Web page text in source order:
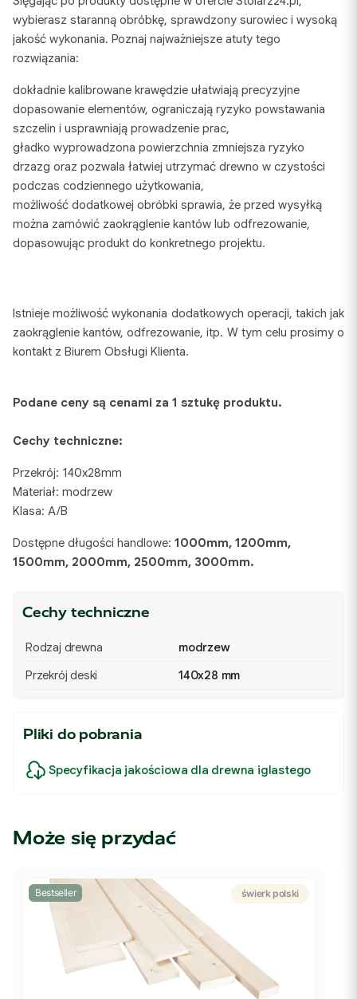
wybierasz staranną obróbkę, sprawdzony surowiec i wysoką
jakość wykonania. Poznaj najważniejsze atuty tego
rozwiązania:
dokładnie kalibrowane krawędzie ułatwiają precyzyjne
dopasowanie elementów, ograniczają ryzyko powstawania
szczelin i usprawniają prowadzenie prac,
gładko wyprowadzona powierzchnia zmniejsza ryzyko
drzazg oraz pozwala łatwiej utrzymać drewno w czystości
podczas codziennego użytkowania,
możliwość dodatkowej obróbki sprawia, że przed wysyłką
można zamówić zaokrąglenie kantów lub odfrezowanie,
dopasowując produkt do konkretnego projektu.
Istnieje możliwość wykonania dodatkowych operacji, takich jak
zaokrąglenie kantów, odfrezowanie, itp. W tym celu prosimy o
kontakt z Biurem Obsługi Klienta.
Podane ceny są cenami za 1 sztukę produktu.
Cechy techniczne:
Przekrój: 140x28mm
Materiał: modrzew
Klasa: A/B
Dostępne długości handlowe: 1000mm, 1200mm,
1500mm, 2000mm, 2500mm, 3000mm.
Cechy techniczne
Rodzaj drewna
modrzew
Przekrój deski
140x28 mm
Pliki do pobrania
Specyfikacja jakościowa dla drewna iglastego
Może się przydać
Bestseller świerk polski